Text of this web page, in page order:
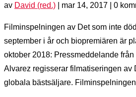
av David (red.) mar 14, 2017 | 0
Filminspelningen av Det som inte
september i år och biopremiären är
oktober 2018: Pressmeddelande
Alvarez regisserar filmatiseringen av
globala bästsäljare.